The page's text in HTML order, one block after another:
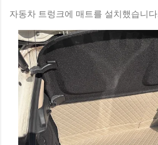
자동차 트렁크에 매트를 설치했습니다.